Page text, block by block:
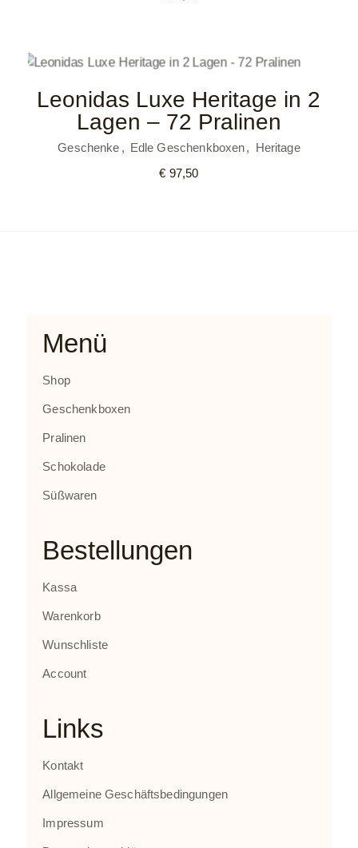
Leonidas Luxe Heritage in 2
Lagen – 72 Pralinen
Geschenke Edle Geschenkboxen
Heritage
€ 97,50
Menü
Shop
Geschenkboxen
Pralinen
Schokolade
Süßwaren
Bestellungen
Kassa
Warenkorb
Wunschliste
Account
Links
Kontakt
Allgemeine Geschäftsbedingungen
Impressum